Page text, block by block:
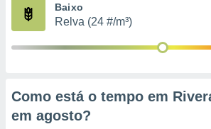
estudos
Baixo
Relva (24 #/m³)
Como está o tempo em
em agosto?